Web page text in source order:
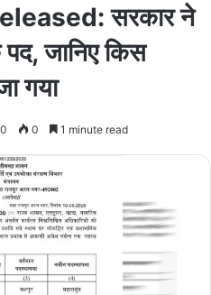
सरकार ने
जानिए किस
गया
0 0 1 minute read